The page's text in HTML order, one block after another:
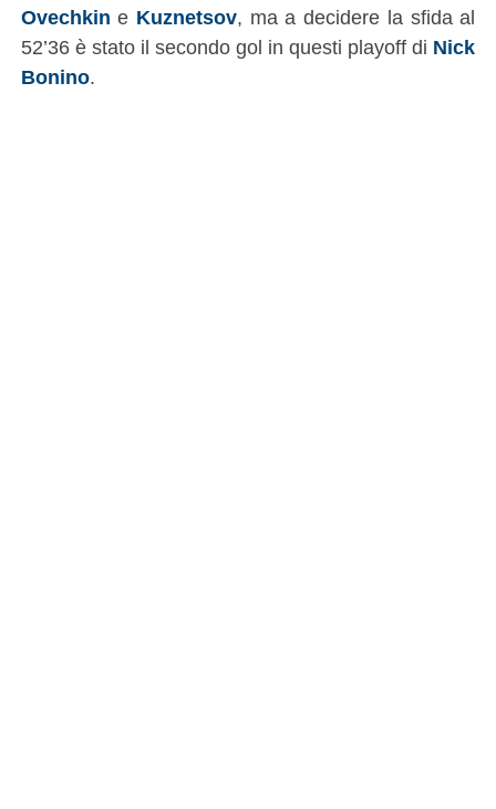
Ovechkin e Kuznetsov, ma a decidere la sfida al
52’36 è stato il secondo gol in questi playoff di Nick
Bonino.